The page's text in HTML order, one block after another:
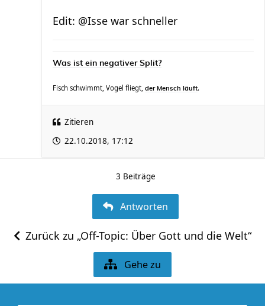
Edit: @Isse war schneller
Was ist ein negativer Split?
Fisch schwimmt, Vogel fliegt, der Mensch läuft.
Zitieren
22.10.2018, 17:12
3 Beiträge
Antworten
Zurück zu „Off-Topic: Über Gott und die Welt“
Gehe zu